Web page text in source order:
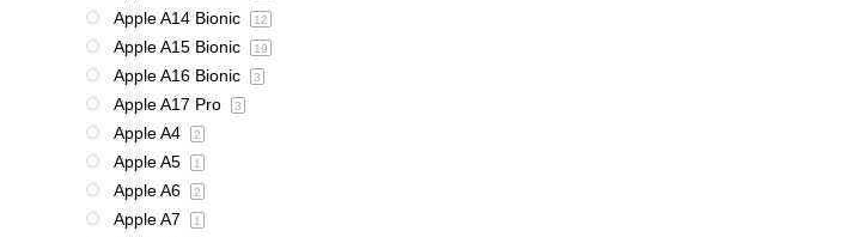
Apple A14 Bionic 12
Apple A15 Bionic 19
Apple A16 Bionic 3
Apple A17 Pro 3
Apple A4 2
Apple A5 1
Apple A6 2
Apple A7 1